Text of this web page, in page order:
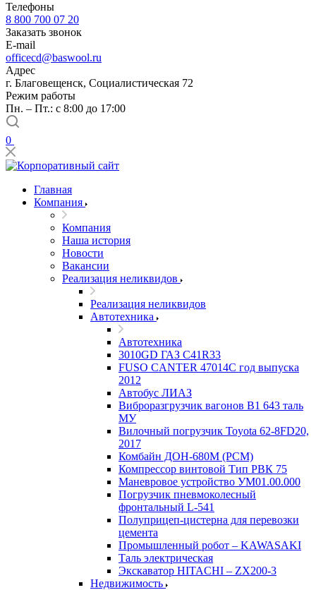
Телефоны
8 800 700 07 20
Заказать звонок
E-mail
officecd@baswool.ru
Адрес
г. Благовещенск, Социалистическая 72
Режим работы
Пн. – Пт.: с 8:00 до 17:00
0
Главная
Компания
Компания
Наша история
Новости
Вакансии
Реализация неликвидов
Реализация неликвидов
Автотехника
Автотехника
3010GD ГАЗ С41R33
FUSO CANTER 47014C год выпуска
2012
Автобус ЛИАЗ
Виброразгрузчик вагонов В1 643 таль
МУ
Вилочный погрузчик Toyota 62-8FD20,
2017
Комбайн ДОН-680М (РСМ)
Компрессор винтовой Тип РВК 75
Маневровое устройство УМ01.00.000
Погрузчик пневмоколесный
фронтальный L-541
Полуприцеп-цистерна для перевозки
цемента
Промышленный робот – KAWASAKI
Таль электрическая
Экскаватор HITACHI – ZX200-3
Недвижимость